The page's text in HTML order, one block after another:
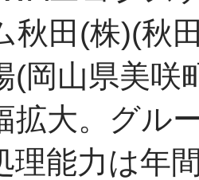
秋田(株)(秋
(岡山県美咲
拡大。グル
理能力は年